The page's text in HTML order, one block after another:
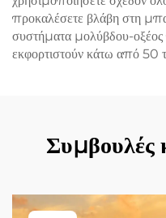
προκαλέσετε βλάβη στη
συστήματα μολύβδου-οξέος
εκφορτιστούν κάτω από 50
Συμβουλές